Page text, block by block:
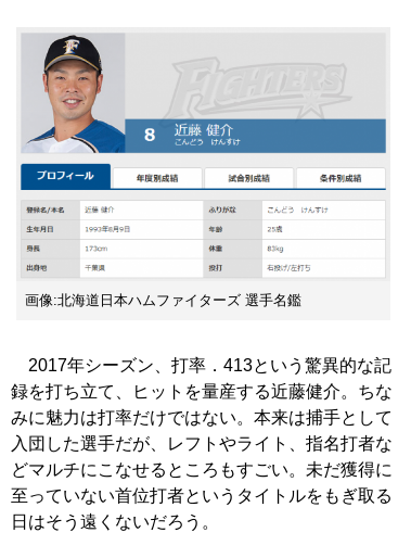
画像:北海道日本ハムファイターズ 選手名鑑
2017年シーズン、打率．413という驚異的な記
録を打ち立て、ヒットを量産する近藤健介。ちな
みに魅力は打率だけではない。本来は捕手として
入団した選手だが、レフトやライト、指名打者な
どマルチにこなせるところもすごい。未だ獲得に
至っていない首位打者というタイトルをもぎ取る
日はそう遠くないだろう。